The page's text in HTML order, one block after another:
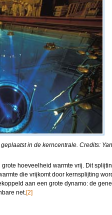
in de kerncentrale. Credits:
hoeveelheid warmte vrij. Dit
die vrijkomt door kernsplijting
aan een grote dynamo: de
net.[2]